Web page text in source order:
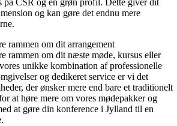
på CSR og en grøn profil. Dette giver dit
og kan gøre det endnu mere
rammen om dit arrangement
rammen om dit næste møde, kursus eller
unikke kombination af professionelle
og dedikeret service er vi det
der ønsker mere end bare et traditionelt
at høre mere om vores mødepakker og
at gøre din konference i Jylland til en